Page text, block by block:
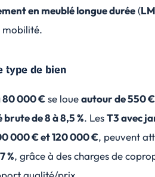
en meublé longue durée(
mobilité.
type de bien
80 000 €se loueautour de 550
de 8 à 8,5 %. LesT3 avec
000 € et 120 000 €, peuvent
%, grâce à des charges de